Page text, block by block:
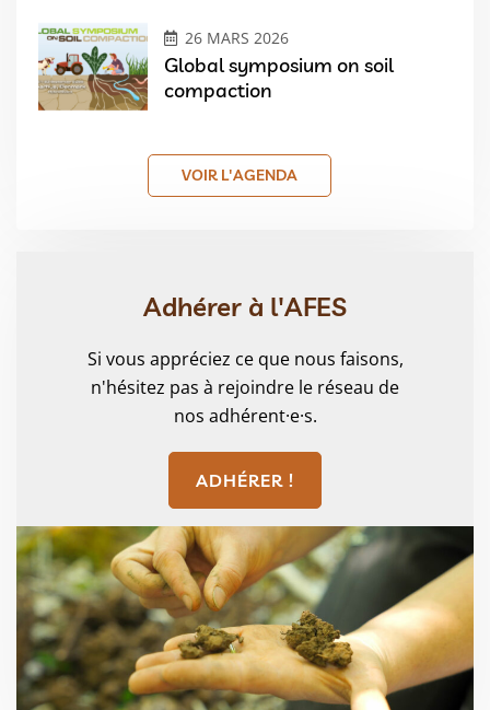
26 MARS 2026
Global symposium on soil
compaction
VOIR L'AGENDA
Adhérer à l'AFES
Si vous appréciez ce que nous faisons,
n'hésitez pas à rejoindre le réseau de
nos adhérent·e·s.
ADHÉRER !